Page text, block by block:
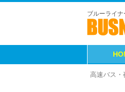
ブルーライ
高速バス・